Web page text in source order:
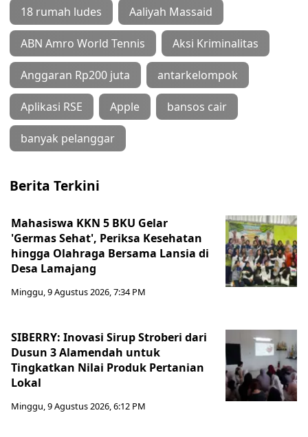
18 rumah ludes Aaliyah Massaid
ABN Amro World Tennis Aksi Kriminalitas
Anggaran Rp200 juta antarkelompok
Aplikasi RSE Apple bansos cair
banyak pelanggar
Berita Terkini
Mahasiswa KKN 5 BKU Gelar
'Germas Sehat', Periksa Kesehatan
hingga Olahraga Bersama Lansia di
Desa Lamajang
Minggu, 9 Agustus 2026, 7:34 PM
SIBERRY: Inovasi Sirup Stroberi dari
Dusun 3 Alamendah untuk
Tingkatkan Nilai Produk Pertanian
Lokal
Minggu, 9 Agustus 2026, 6:12 PM